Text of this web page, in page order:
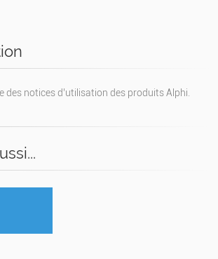
des notices d’utilisation des produits Alphi.